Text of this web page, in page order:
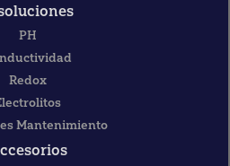
PH
Redox
Mantenimiento